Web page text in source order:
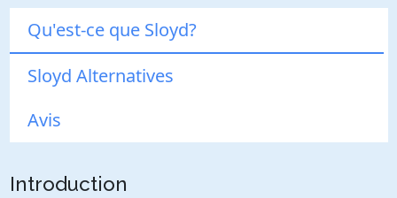
Qu'est-ce que Sloyd?
Sloyd Alternatives
Avis
Introduction